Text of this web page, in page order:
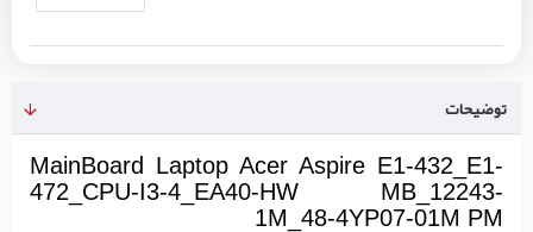
توضیحات
MainBoard Laptop Acer Aspire E1-432_E1-
472_CPU-I3-4_EA40-HW MB_12243-
1M_48-4YP07-01M PM